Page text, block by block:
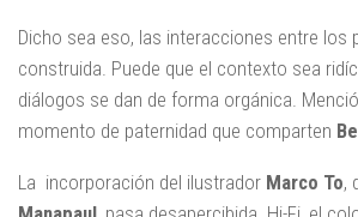
Dicho sea eso, las interacciones entre los
construida. Puede que el contexto sea
diálogos se dan de forma orgánica.
momento de paternidad que comparten
La incorporación del ilustrador Marco To,